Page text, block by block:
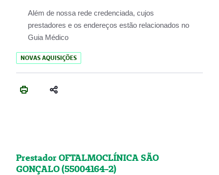
Além de nossa rede credenciada, cujos
prestadores e os endereços estão relacionados no
Guia Médico
NOVAS AQUISIÇÕES
Prestador OFTALMOCLÍNICA SÃO
GONÇALO (55004164-2)